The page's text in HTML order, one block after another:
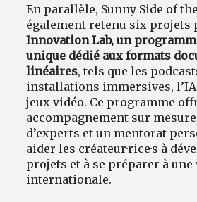
En parallèle, Sunny Side of
également retenu six projets
Innovation Lab, un
unique dédié aux formats
linéaires, tels que les
installations immersives,
jeux vidéo. Ce programme
accompagnement sur
d’experts et un mentorat
aider les créateur·rice·s à
projets et à se préparer à
internationale.